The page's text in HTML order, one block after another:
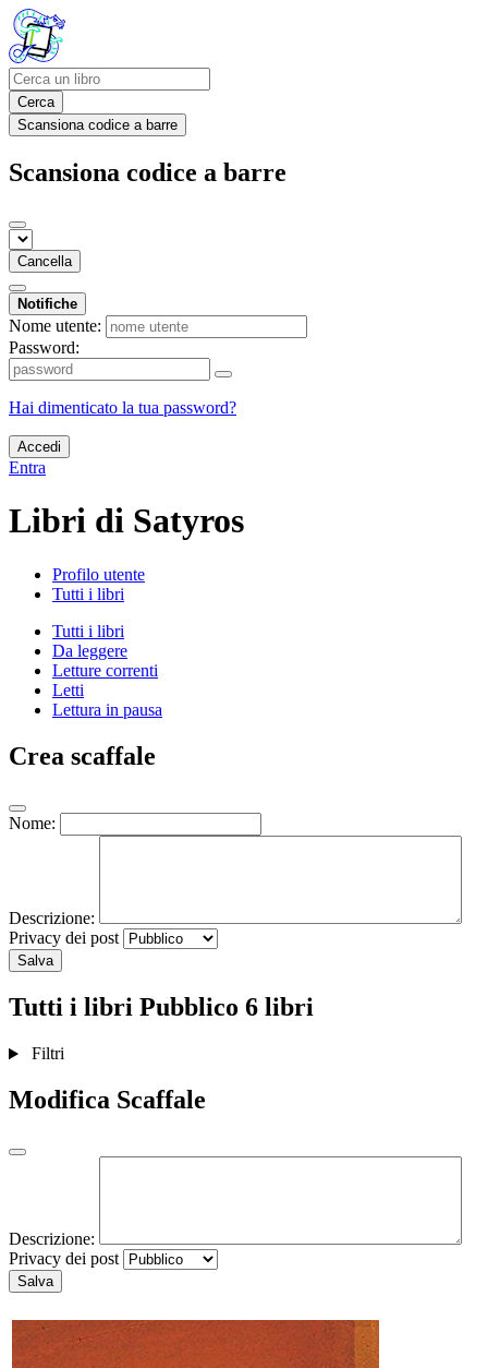
Cerca
Scansiona codice a barre
Scansiona codice a barre
Cancella
Notifiche
Nome utente:
Password:
Hai dimenticato la tua password?
Accedi
Entra
Libri di Satyros
Profilo utente
Tutti i libri
Tutti i libri
Da leggere
Letture correnti
Letti
Lettura in pausa
Crea scaffale
Nome:
Descrizione:
Privacy dei post
Salva
Tutti i libri Pubblico 6 libri
Filtri
Modifica Scaffale
Descrizione:
Privacy dei post
Salva